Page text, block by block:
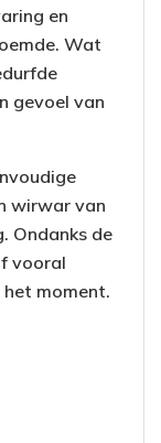
en
Wat
gevoel van
wirwar van
Ondanks de
vooral
moment.